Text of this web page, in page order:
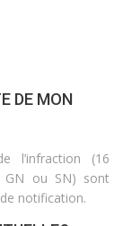
DE MON
l’infraction (16
GN ou SN) sont
notification.